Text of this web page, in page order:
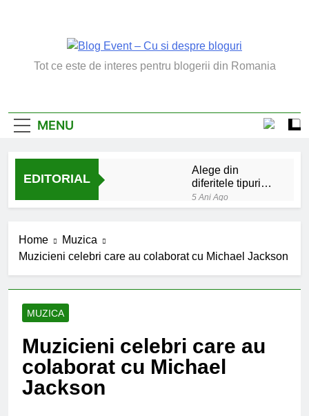
Blog Event – Cu Si
Tot ce este de interes pentru blogerii din Romania
MENU
EDITORIAL
Alege din
diferitele tipuri
de bratara de
argint
5 Ani Ago
invatate de la copilul
meu
Donald Trump
6 Ani Ago
Earthing sau
beneficiile contactului
Home
Muzica
Muzicieni celebri care au colaborat cu Michael Jackson
MUZICA
Muzicieni celebri care au
colaborat cu Michael
Jackson